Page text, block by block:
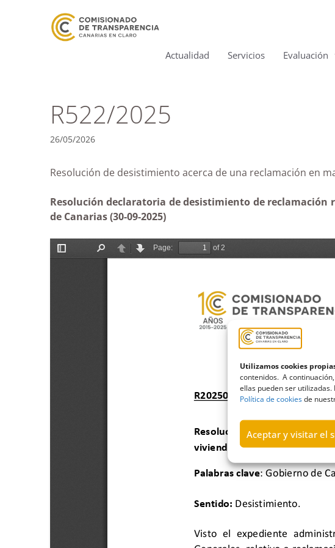
Utilizamos cookies
contenidos. A
ellas pueden ser
Política de cookiesde
Aceptar y visitar el
Actualidad Servicios Evaluación
R522/2025
26/05/2026
Resolución de desistimiento acerca de una reclamación
Resolución declaratoria de desistimiento de
de Canarias (30-09-2025)